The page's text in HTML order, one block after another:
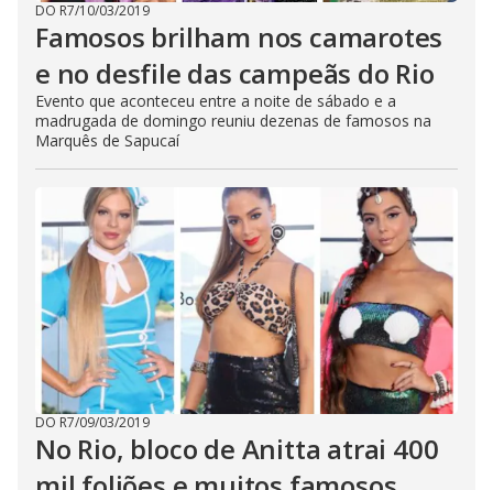
DO R7/10/03/2019
Famosos brilham nos camarotes
e no desfile das campeãs do Rio
Evento que aconteceu entre a noite de sábado e a
madrugada de domingo reuniu dezenas de famosos na
Marquês de Sapucaí
DO R7/09/03/2019
No Rio, bloco de Anitta atrai 400